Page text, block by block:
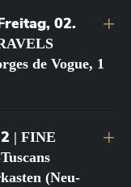
02.
de Vogue, 1
| FINE
(Neu-